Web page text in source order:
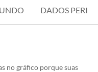
DADOS
no gráfico porque suas